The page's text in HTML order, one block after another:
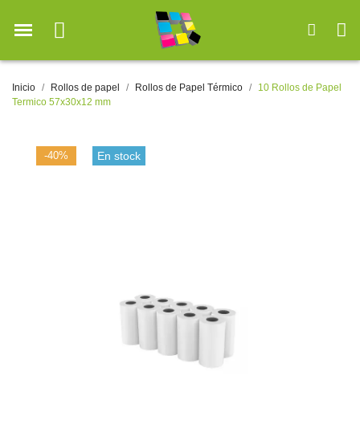
Inicio Rollos de papel Rollos de Papel Térmico
10 Rollos de Papel
Termico 57x30x12 mm
-40% En stock